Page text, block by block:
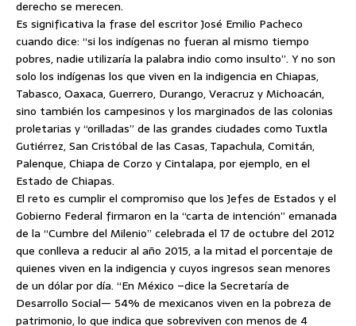
derecho se merecen.
Es significativa la frase del escritor José Emilio Pacheco
cuando dice: “si los indígenas no fueran al mismo tiempo
pobres, nadie utilizaría la palabra indio como insulto”. Y no son
solo los indígenas los que viven en la indigencia en Chiapas,
Tabasco, Oaxaca, Guerrero, Durango, Veracruz y Michoacán,
sino también los campesinos y los marginados de las colonias
proletarias y “orilladas” de las grandes ciudades como Tuxtla
Gutiérrez, San Cristóbal de las Casas, Tapachula, Comitán,
Palenque, Chiapa de Corzo y Cintalapa, por ejemplo, en el
Estado de Chiapas.
El reto es cumplir el compromiso que los Jefes de Estados y el
Gobierno Federal firmaron en la “carta de intención” emanada
de la “Cumbre del Milenio” celebrada el 17 de octubre del 2012
que conlleva a reducir al año 2015, a la mitad el porcentaje de
quienes viven en la indigencia y cuyos ingresos sean menores
de un dólar por día. “En México –dice la Secretaría de
Desarrollo Social— 54% de mexicanos viven en la pobreza de
patrimonio, lo que indica que sobreviven con menos de 4